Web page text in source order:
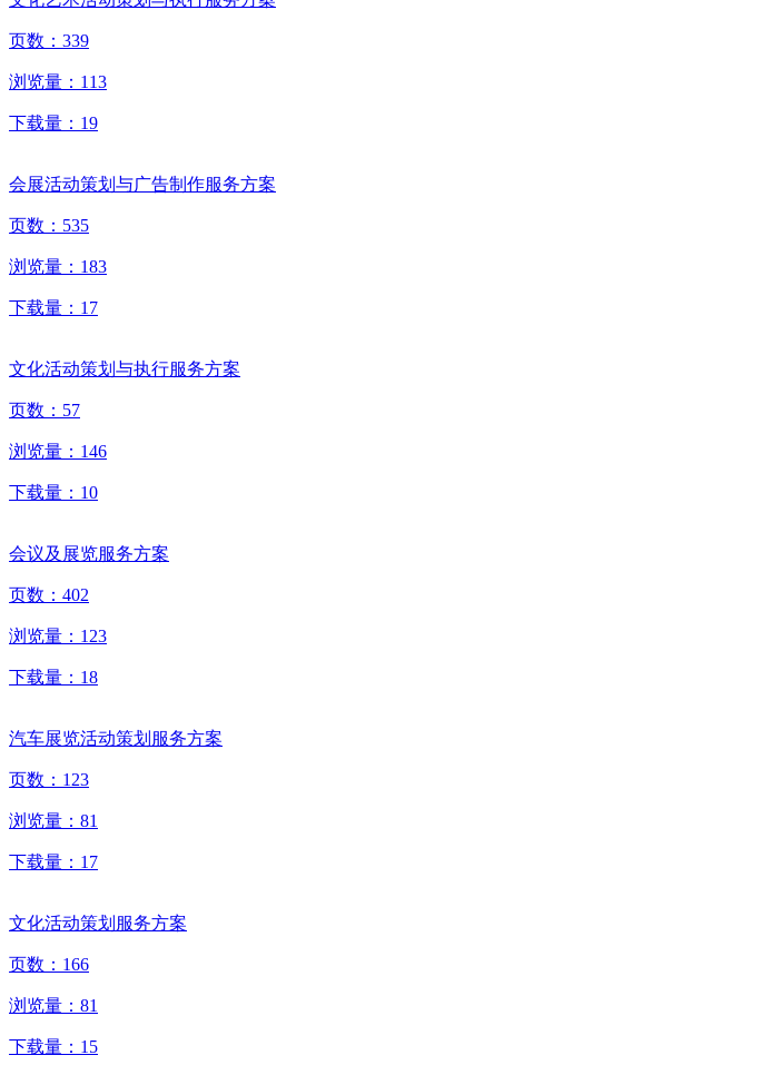
页数： 339
浏览量： 113
下载量： 19
会展活动策划与广告制作服务方案
页数： 535
浏览量： 183
下载量： 17
文化活动策划与执行服务方案
页数： 57
浏览量： 146
下载量： 10
会议及展览服务方案
页数： 402
浏览量： 123
下载量： 18
汽车展览活动策划服务方案
页数： 123
浏览量： 81
下载量： 17
文化活动策划服务方案
页数： 166
浏览量： 81
下载量： 15